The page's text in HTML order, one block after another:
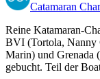
Catamaran
Reine Katamaran-
BVI (Tortola, Nanny
Marin) und Grenada
gebucht. Teil der